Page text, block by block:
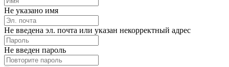
Не указано имя
Не введена эл. почта или указан некорректный адрес
Не введен пароль